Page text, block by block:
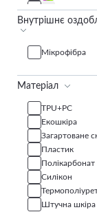
Синій
Червоний
Чорний
Внутрішнє
Мікрофібра
Матеріал
TPU+PC
Екошкіра
Загартоване
Пластик
Полікарбонат
Силікон
Штучна шкіра